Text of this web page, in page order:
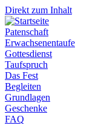
Direkt zum Inhalt
Patenschaft
Erwachsenentaufe
Gottesdienst
Taufspruch
Das Fest
Begleiten
Grundlagen
Geschenke
FAQ